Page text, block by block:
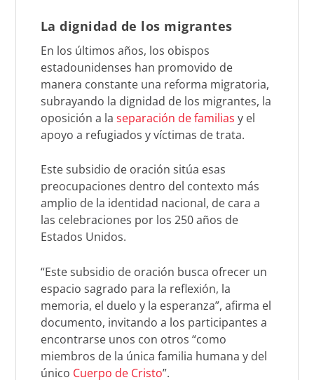
La dignidad de los migrantes
En los últimos años, los obispos
estadounidenses han promovido de
manera constante una reforma migratoria,
subrayando la dignidad de los migrantes, la
oposición a la separación de familias y el
apoyo a refugiados y víctimas de trata.
Este subsidio de oración sitúa esas
preocupaciones dentro del contexto más
amplio de la identidad nacional, de cara a
las celebraciones por los 250 años de
Estados Unidos.
“Este subsidio de oración busca ofrecer un
espacio sagrado para la reflexión, la
memoria, el duelo y la esperanza”, afirma el
documento, invitando a los participantes a
encontrarse unos con otros “como
miembros de la única familia humana y del
único Cuerpo de Cristo”.